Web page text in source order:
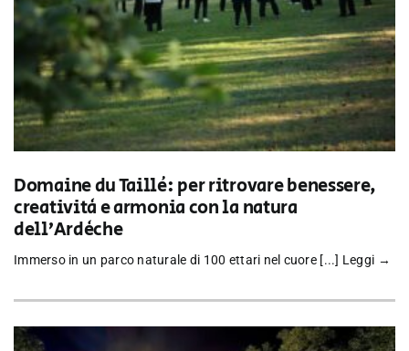
Domaine du Taillé: per ritrovare benessere,
creatività e armonia con la natura
dell’Ardèche
Immerso in un parco naturale di 100 ettari nel cuore [...] Leggi →